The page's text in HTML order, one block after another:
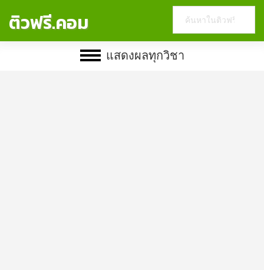
ติวฟรี.คอม
website
แสดงผลทุกวิชา